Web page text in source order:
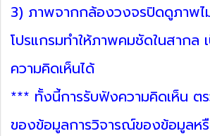
3) ภาพจากกล้องวงจรปิดดูภาพไ
โปรแกรมทำให้ภาพคมชัดในสากล
ความคิดเห็นได้
*** ทั้งนี้การรับฟังความคิดเห็น ต
ของข้อมูลการวิจารณ์ของข้อมูลหรื